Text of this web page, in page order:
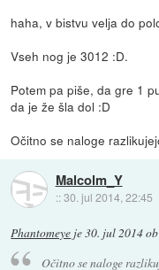
haha, v bistvu velja do
Vseh nog je 3012 :D.
Potem pa piše, da gre 1
da je že šla dol :D
Očitno se naloge
Malcolm_Y
::30. jul 2014, 22:45
Phantomeye je30. jul 2014
Očitno se naloge